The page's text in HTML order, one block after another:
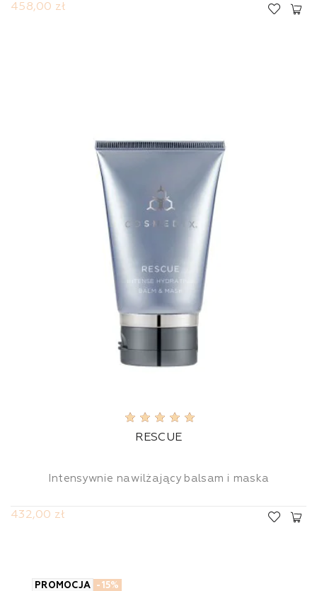
458,00 zł
RESCUE
Intensywnie nawilżający balsam i maska
432,00 zł
PROMOCJA -15%